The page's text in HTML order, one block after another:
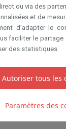
ou via des
et de
d’adapter le
faciliter le partage
des statistiques.
Autoriser tous les
Paramètres des